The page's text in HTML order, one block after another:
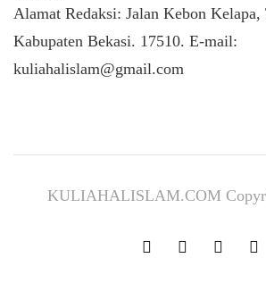
Alamat Redaksi: Jalan Kebon Kelapa,
Kabupaten Bekasi. 17510. E-mail:
kuliahalislam@gmail.com
KULIAHALISLAM.COM